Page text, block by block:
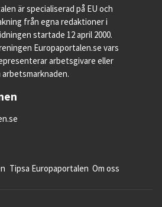
är specialiserad på EU och
från egna redaktioner i
startade 12 april 2000.
Europaportalen.se vars
arbetsgivare eller
Tipsa Europaportalen Om oss